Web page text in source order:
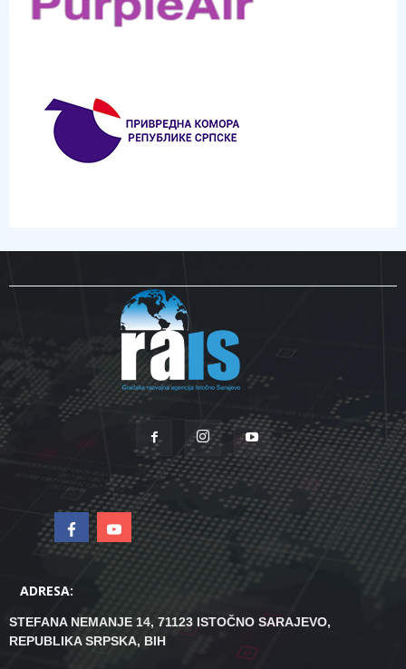
ADRESA:
STEFANA NEMANJE 14, 71123 ISTOČNO SARAJEVO,
REPUBLIKA SRPSKA, BIH